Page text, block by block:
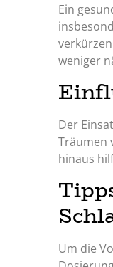
Ein
weniger
Der
Träumen
hinaus
Um die